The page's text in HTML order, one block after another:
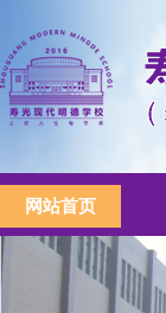
网站首页
书香校园